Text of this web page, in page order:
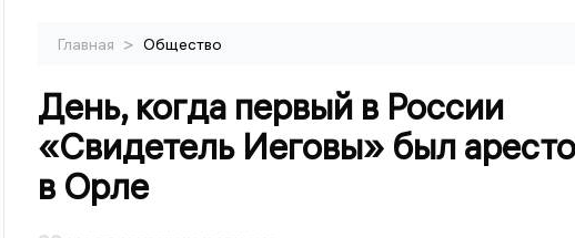
Главная > Общество
День, когда первый в России
«Свидетель Иеговы» был
в Орле